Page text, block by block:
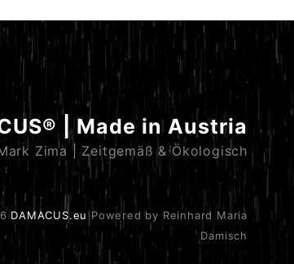
| Made in Austria
Zima | Zeitgemäß & Ökologisch
DAMACUS.eu Powered by Reinhard Maria
Damisch